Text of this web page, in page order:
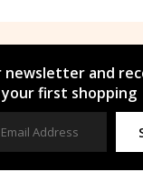
newsletter and
your first shopping